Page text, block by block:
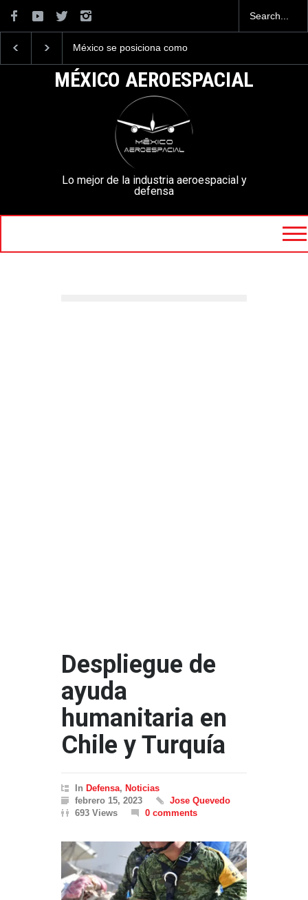
México se posiciona como
aeroespacial del mundo, al
superar los 13,600 millones
de dólares en exportaciones
la Armada de México
MÉXICO AEROESPACIAL
Lo mejor de la industria aeroespacial y
defensa
Despliegue de
ayuda
humanitaria en
Chile y Turquía
In Defensa, Noticias
febrero 15, 2023
Jose Quevedo
693 Views
0 comments